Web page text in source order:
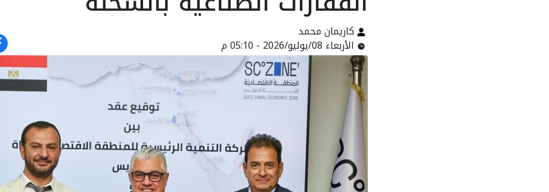
كاريمان محمد
الأربعاء 08/يوليو/2026 - 05:10 م